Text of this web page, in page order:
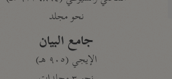
نحو مجلد
جامع البيان
الإيجي (٩٠٥ هـ)